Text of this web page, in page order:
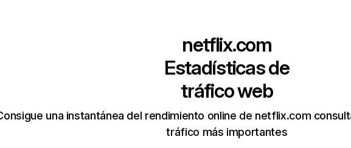
netflix.com
Estadísticas de
tráfico web
una instantánea del rendimiento online de netflix.com
tráfico más importantes